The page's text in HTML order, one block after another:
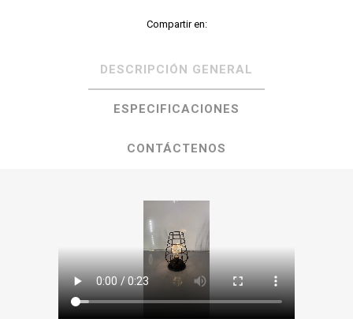
Compartir en:
DESCRIPCIÓN GENERAL
ESPECIFICACIONES
CONTÁCTENOS